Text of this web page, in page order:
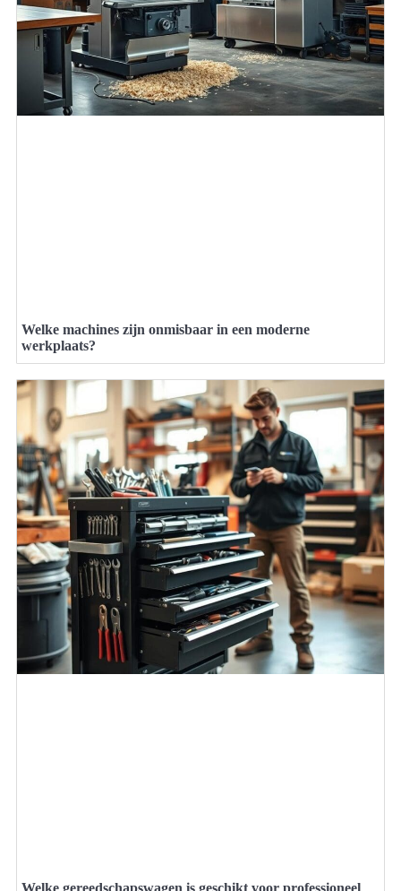
Welke machines zijn onmisbaar in een moderne
werkplaats?
Welke gereedschapswagen is geschikt voor professioneel